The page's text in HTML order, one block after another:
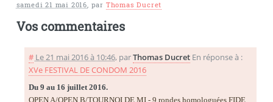
samedi 21 mai 2016, par Thomas Ducret
Vos commentaires
# Le 21 mai 2016 à 10:46, parThomas Ducret En réponse à :
XVe FESTIVAL DE CONDOM 2016
Du 9 au 16 juillet 2016.
OPEN A/OPEN B/TOURNOI DE MI - 9 rondes homologuées FIDE